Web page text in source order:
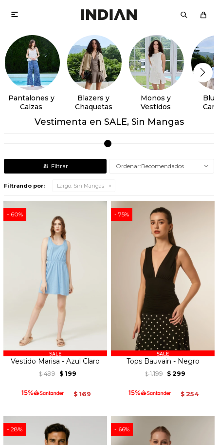

Pantalones y
Calzas
Blazers y
Chaquetas
Monos y
Vestidos
Vestimenta en SALE, Sin Mangas
Recomendados
Filtrando por: Largo: Sin Mangas
60
Vestido Marisa - Azul Claro
$ 499 $ 199
$ 169
75
Tops Bauvain - Negro
$ 1.199 $ 299
$ 254
28 66